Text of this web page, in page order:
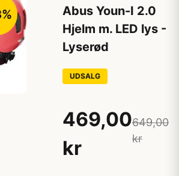
Abus Youn-I 2.0
Hjelm m. LED lys -
Lyserød
UDSALG
469,00
kr
649,00
kr